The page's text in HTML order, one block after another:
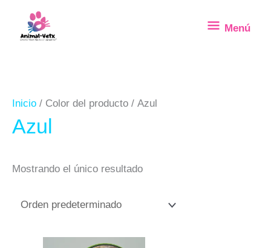
Menú
Inicio / Color del producto / Azul
Azul
Mostrando el único resultado
Rango